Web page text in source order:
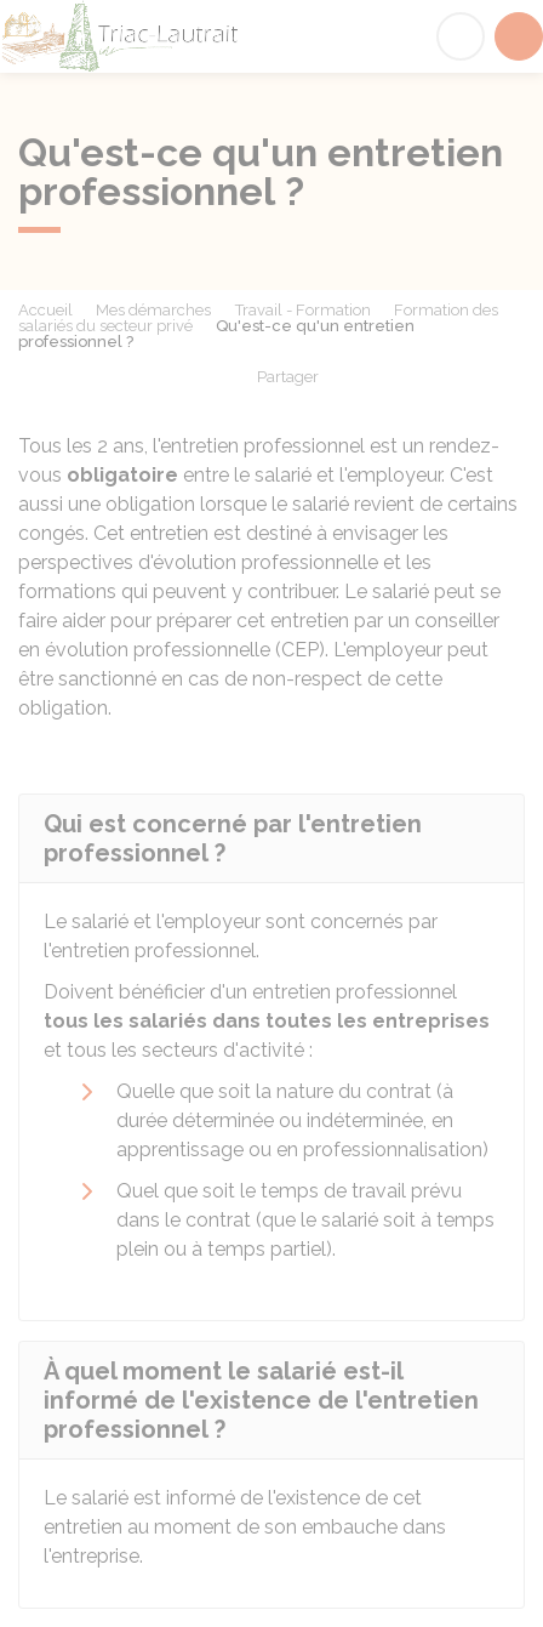
Qu'est-ce qu'un entretien
professionnel ?
Accueil Mes démarches Travail - Formation
Formation des
salariés du secteur privé
Qu'est-ce qu'un entretien
professionnel ?
Partager
Tous les 2 ans, l'entretien professionnel est un rendez-
vous obligatoire entre le salarié et l'employeur. C'est
aussi une obligation lorsque le salarié revient de certains
congés. Cet entretien est destiné à envisager les
perspectives d'évolution professionnelle et les
formations qui peuvent y contribuer. Le salarié peut se
faire aider pour préparer cet entretien par un conseiller
en évolution professionnelle (CEP). L'employeur peut
être sanctionné en cas de non-respect de cette
obligation.
Qui est concerné par l'entretien
professionnel ?
Le salarié et l'employeur sont concernés par
l'entretien professionnel.
Doivent bénéficier d'un entretien professionnel
tous les salariés dans toutes les entreprises
et tous les secteurs d'activité :
Quelle que soit la nature du contrat (à
durée déterminée ou indéterminée, en
apprentissage ou en professionnalisation)
Quel que soit le temps de travail prévu
dans le contrat (que le salarié soit à temps
plein ou à temps partiel).
À quel moment le salarié est-il
informé de l'existence de l'entretien
professionnel ?
Le salarié est informé de l'existence de cet
entretien au moment de son embauche dans
l'entreprise.